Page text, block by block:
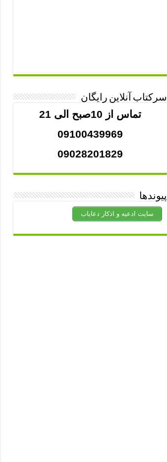
سرکتاب آنلاین رایگان
تماس از 10صبح الی 21
09100439969
09028201829
پیوندها
سایت ادعیه و اذکار دعایاب